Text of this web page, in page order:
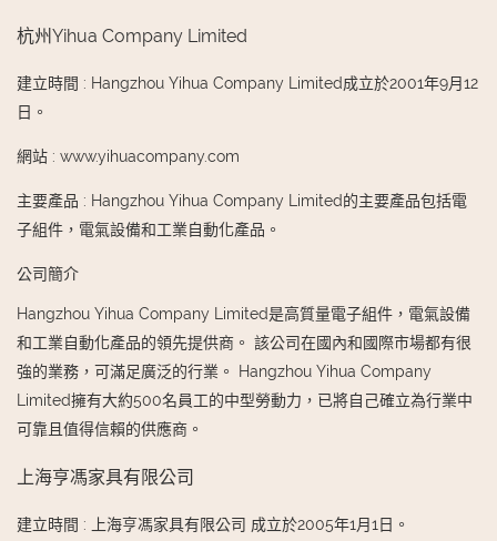
杭州Yihua Company Limited
建立時間 : Hangzhou Yihua Company Limited成立於2001年9月12
日。
網站 : www.yihuacompany.com
主要產品 : Hangzhou Yihua Company Limited的主要產品包括電
子組件，電氣設備和工業自動化產品。
公司簡介
Hangzhou Yihua Company Limited是高質量電子組件，電氣設備
和工業自動化產品的領先提供商。 該公司在國內和國際市場都有很
強的業務，可滿足廣泛的行業。 Hangzhou Yihua Company
Limited擁有大約500名員工的中型勞動力，已將自己確立為行業中
可靠且值得信賴的供應商。
上海亨馮家具有限公司
建立時間 : 上海亨馮家具有限公司 成立於2005年1月1日。